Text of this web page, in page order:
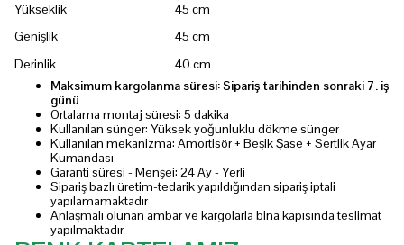
Yükseklik
45 cm
Genişlik
45 cm
Derinlik
40 cm
Maksimum kargolanma süresi: Sipariş tarihinden sonraki 7. iş
günü
Ortalama montaj süresi: 5 dakika
Kullanılan sünger: Yüksek yoğunluklu dökme sünger
Kullanılan mekanizma: Amortisör + Beşik Şase + Sertlik Ayar
Kumandası
Garanti süresi - Menşei: 24 Ay - Yerli
Sipariş bazlı üretim-tedarik yapıldığından sipariş iptali
yapılamamaktadır
Anlaşmalı olunan ambar ve kargolarla bina kapısında teslimat
yapılmaktadır